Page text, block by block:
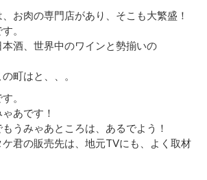
お肉の専門店があり、そこも大繁盛！
。
酒、世界中のワインと勢揃いの
町はと、、。
。
あです！
うみゃあところは、あるでよう！
ケ君の販売先は、地元TVにも、よく取材